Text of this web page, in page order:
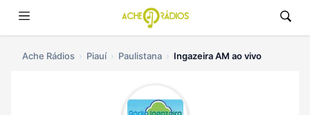
Ache Rádios Piauí Paulistana Ingazeira AM ao vivo